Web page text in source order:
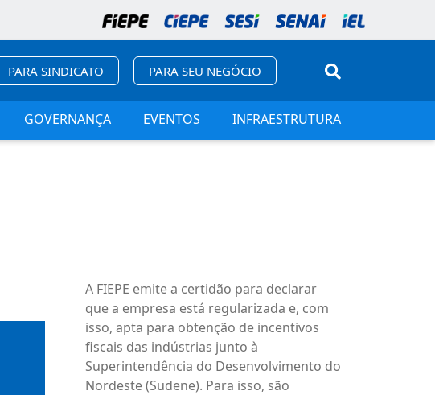
PARA SINDICATO PARA SEU NEGÓCIO
GOVERNANÇA EVENTOS INFRAESTRUTURA
A FIEPE emite a certidão para declarar
que a empresa está regularizada e, com
isso, apta para obtenção de incentivos
fiscais das indústrias junto à
Superintendência do Desenvolvimento do
Nordeste (Sudene). Para isso, são